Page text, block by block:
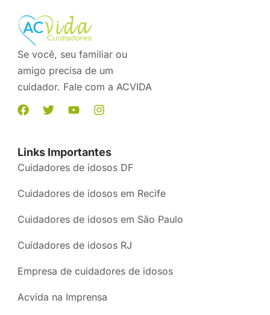
Se você, seu familiar ou
amigo precisa de um
cuidador. Fale com a ACVIDA
Links Importantes
Cuidadores de idosos DF
Cuidadores de idosos em Recife
Cuidadores de idosos em São Paulo
Cuidadores de idosos RJ
Empresa de cuidadores de idosos
Acvida na Imprensa